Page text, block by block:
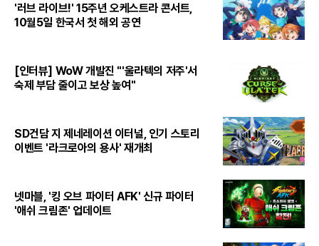
'러브 라이브!' 15주년 오케스트라 콘서트,
10월5일 한국서 첫 해외 공연
[인터뷰] WoW 개발진 "'울라텍의 저주'서
숙제 부담 줄이고 보상 높여"
SD건담 지 제네레이션 이터널, 인기 스토리
이벤트 '라크로아의 용사' 재개최
넷마블, '킹 오브 파이터 AFK' 신규 파이터
'애쉬 크림존' 업데이트